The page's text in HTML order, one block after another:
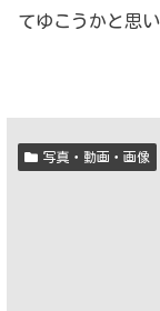
てゆこうかと思い
写真・動画・画像